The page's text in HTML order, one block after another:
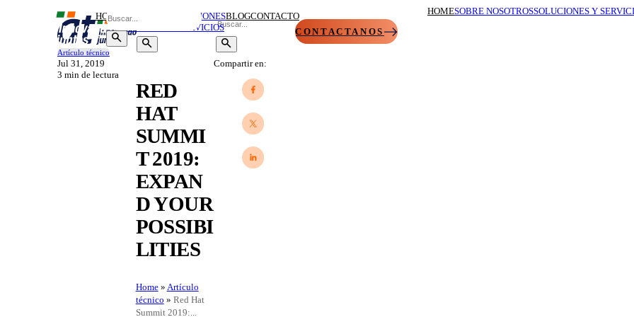
HOMESOBRE
SOLUCIONES
Y SERVICIOS
BLOGCONTACTO
CONTACTANOS
HOMESOBRE NOSOTROSSOLUCIONES Y
Artículo técnico
Jul 31, 2019
3 min de lectura
RED
HAT
SUMMI
T 2019:
EXPAN
D YOUR
POSSIBI
LITIES
Home» Artículo
técnico » Red Hat
Summit 2019:...
Compartir en: